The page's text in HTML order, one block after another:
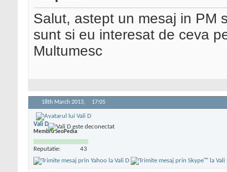
Salut, astept un mesaj in PM
sunt si eu interesat de ceva
Multumesc
18th March 2013, 17:05
Vali D
Membru SeoPedia
Reputatie: 43